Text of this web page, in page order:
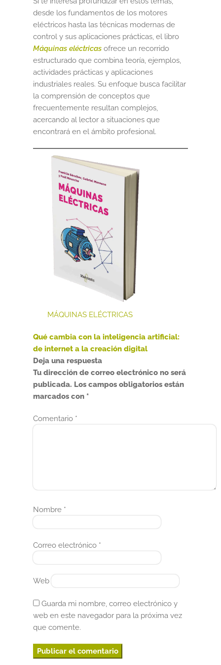
desde los fundamentos de los motores
eléctricos hasta las técnicas modernas de
control y sus aplicaciones prácticas, el libro
Máquinas eléctricas ofrece un recorrido
estructurado que combina teoría, ejemplos,
actividades prácticas y aplicaciones
industriales reales. Su enfoque busca facilitar
la comprensión de conceptos que
frecuentemente resultan complejos,
acercando al lector a situaciones que
encontrará en el ámbito profesional.
MÁQUINAS ELÉCTRICAS
Navegación
de
entradas
Anterior:
Qué cambia con la inteligencia artificial:
de internet a la creación digital
Deja una respuesta
Tu dirección de correo electrónico no será
publicada. Los campos obligatorios están
marcados con*
Comentario *
Nombre *
Correo electrónico *
Web
Guarda mi nombre, correo electrónico y
web en este navegador para la próxima vez
que comente.